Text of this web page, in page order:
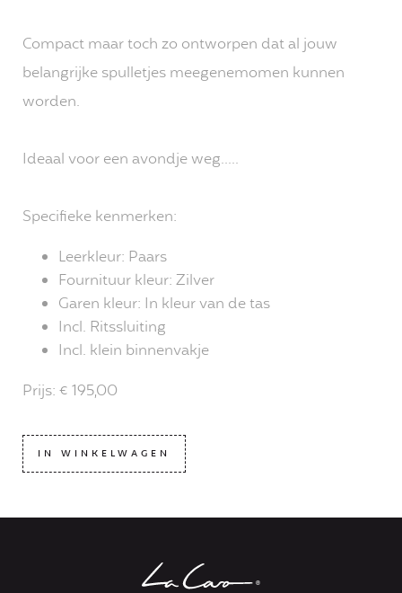
Compact maar toch zo ontworpen dat al jouw
belangrijke spulletjes meegenemomen kunnen
worden.
Ideaal voor een avondje weg.....
Specifieke kenmerken:
Leerkleur: Paars
Fournituur kleur: Zilver
Garen kleur: In kleur van de tas
Incl. Ritssluiting
Incl. klein binnenvakje
Prijs: € 195,00
IN WINKELWAGEN